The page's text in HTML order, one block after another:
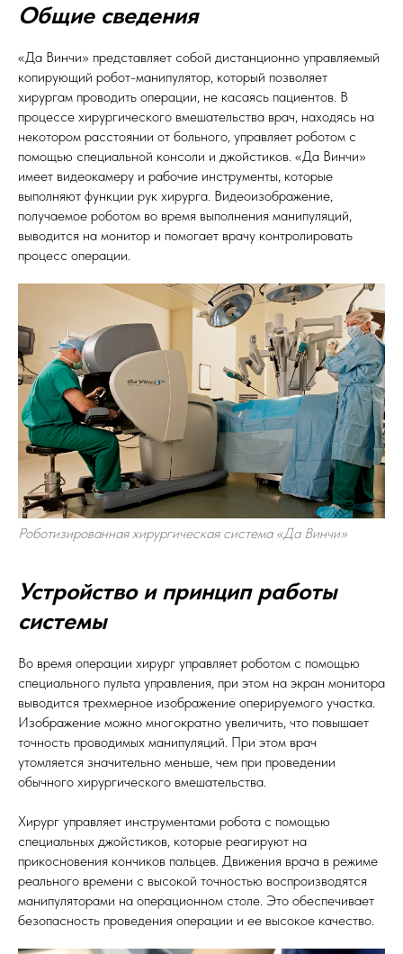
Общие сведения
«Да Винчи» представляет собой дистанционно управляемый
копирующий робот-манипулятор, который позволяет
хирургам проводить операции, не касаясь пациентов. В
процессе хирургического вмешательства врач, находясь на
некотором расстоянии от больного, управляет роботом с
помощью специальной консоли и джойстиков. «Да Винчи»
имеет видеокамеру и рабочие инструменты, которые
выполняют функции рук хирурга. Видеоизображение,
получаемое роботом во время выполнения манипуляций,
выводится на монитор и помогает врачу контролировать
процесс операции.
Роботизированная хирургическая система «Да Винчи»
Устройство и принцип работы
системы
Во время операции хирург управляет роботом с помощью
специального пульта управления, при этом на экран монитора
выводится трехмерное изображение оперируемого участка.
Изображение можно многократно увеличить, что повышает
точность проводимых манипуляций. При этом врач
утомляется значительно меньше, чем при проведении
обычного хирургического вмешательства.
Хирург управляет инструментами робота с помощью
специальных джойстиков, которые реагируют на
прикосновения кончиков пальцев. Движения врача в режиме
реального времени с высокой точностью воспроизводятся
манипуляторами на операционном столе. Это обеспечивает
безопасность проведения операции и ее высокое качество.